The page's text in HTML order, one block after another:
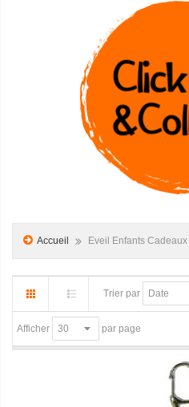
Accueil Eveil Enfants Cadeaux
Trier par
Afficher par page